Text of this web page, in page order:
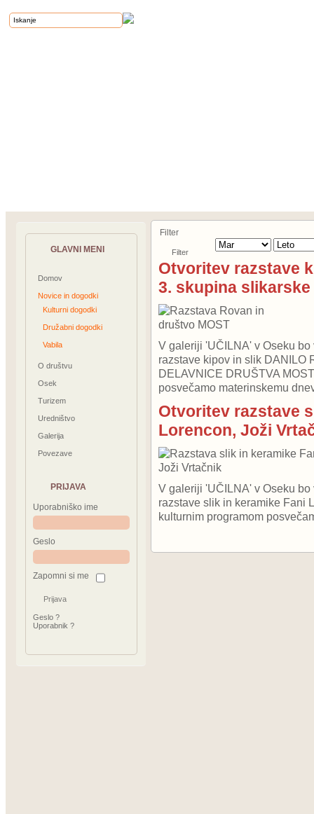
GLAVNI MENI
Domov
Novice in dogodki
Kulturni dogodki
Družabni dogodki
Vabila
O društvu
Osek
Turizem
Uredništvo
Galerija
Povezave
PRIJAVA
Uporabniško ime
Geslo
Zapomni si me
Geslo ?
Uporabnik ?
Filter
Filter
Otvoritev razstave
3. skupina
V galeriji 'UČILNA' v Oseku bo
razstave kipov in slik DANILO
DELAVNICE DRUŠTVA
posvečamo materinskemu
Otvoritev razstave
Lorencon, Joži
V galeriji 'UČILNA' v Oseku
razstave slik in keramike Fani
kulturnim programom